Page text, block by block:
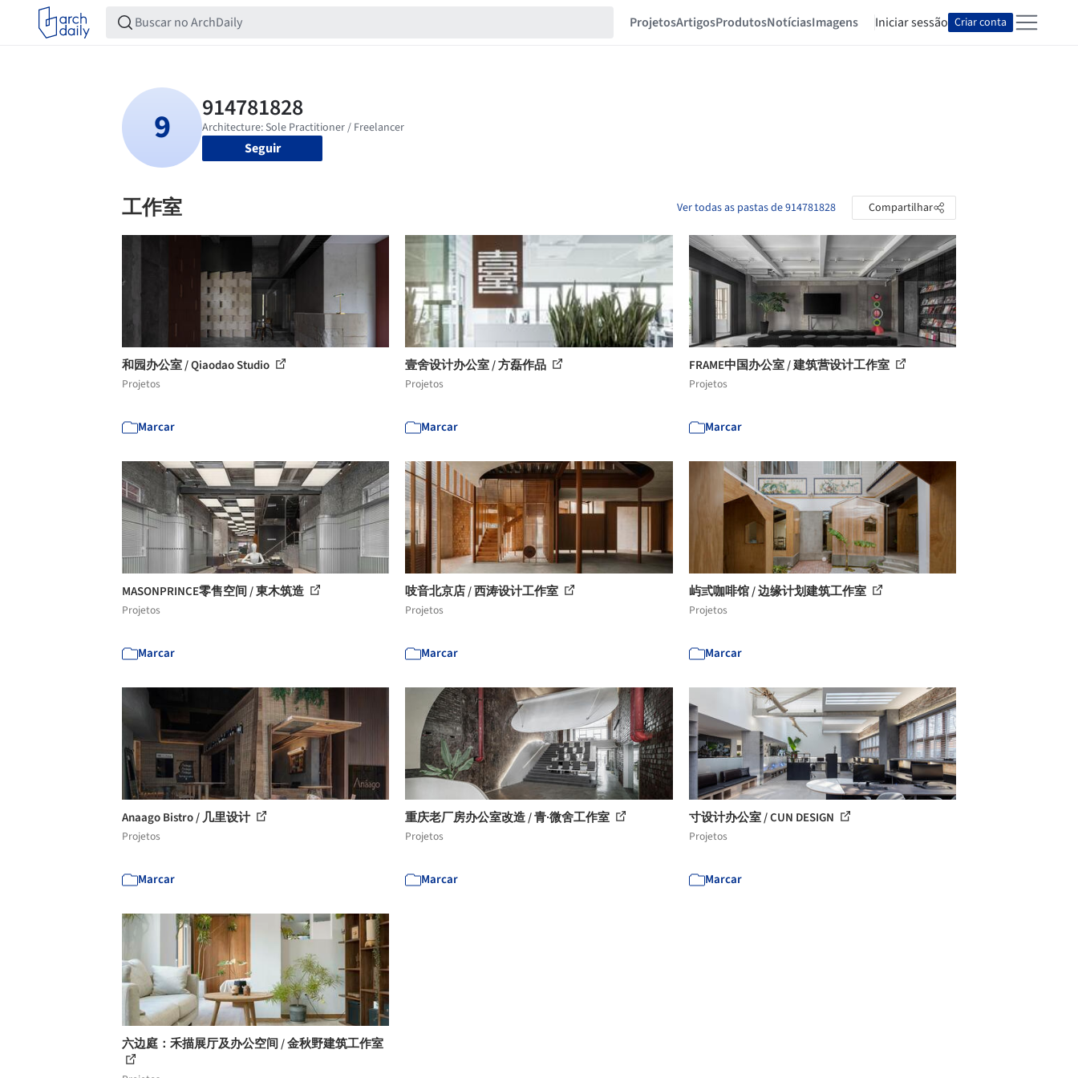
ProjetosArtigosProdutosNotíciasImagens Iniciar sessão Criar conta
Seguir
工作室 Ver todas as pastas de 914781828 Compartilhar
和园办公室 / Qiaodao Studio
Projetos
Marcar
壹舍设计办公室 / 方磊作品
Projetos
Marcar
FRAME中国办公室 / 建筑营设计工作室
Projetos
Marcar
MASONPRINCE零售空间 / 東木筑造
Projetos
Marcar
吱音北京店 / 西涛设计工作室
Projetos
Marcar
屿弎咖啡馆 / 边缘计划建筑工作室
Projetos
Marcar
Anaago Bistro / 几里设计
Projetos
Marcar
重庆老厂房办公室改造 / 青·微舍工作室
Projetos
Marcar
寸设计办公室 / CUN DESIGN
Projetos
Marcar
六边庭：禾描展厅及办公空间 / 金秋野建筑工作室